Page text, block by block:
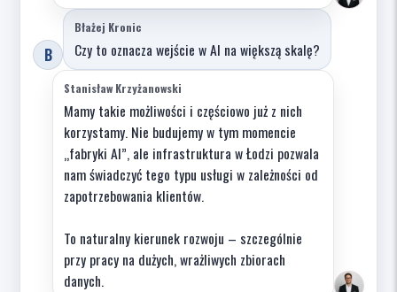
B
Błażej Kronic
Czy to oznacza wejście w AI na większą skalę?
Stanisław Krzyżanowski
Mamy takie możliwości i częściowo już z nich
korzystamy. Nie budujemy w tym momencie
„fabryki AI”, ale infrastruktura w Łodzi pozwala
nam świadczyć tego typu usługi w zależności od
zapotrzebowania klientów.
To naturalny kierunek rozwoju – szczególnie
przy pracy na dużych, wrażliwych zbiorach
danych.